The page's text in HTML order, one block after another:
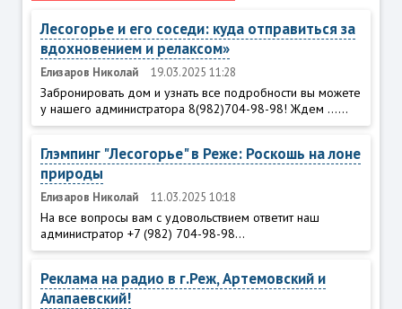
Лесогорье и его соседи: куда отправиться за
вдохновением и релаксом»
Елизаров Николай 19.03.2025 11:28
Забронировать дом и узнать все подробности вы можете
у нашего администратора 8(982)704-98-98! Ждем ......
Глэмпинг "Лесогорье" в Реже: Роскошь на лоне
природы
Елизаров Николай 11.03.2025 10:18
На все вопросы вам с удовольствием ответит наш
администратор +7 (982) 704-98-98...
Реклама на радио в г.Реж, Артемовский и
Алапаевский!